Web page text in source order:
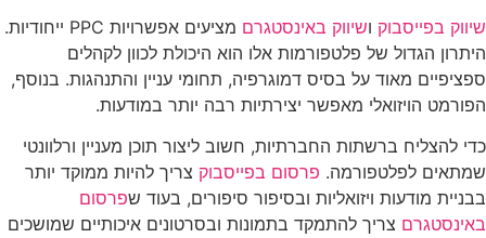
שיווק בפייסבוק ושיווק באינסטגרם
מציעים אפשרויות PPC ייחודיות.
היתרון הגדול של פלטפורמות אלו הוא היכולת לכוון לקהלים
ספציפיים מאוד על בסיס דמוגרפיה, תחומי עניין והתנהגות. בנוסף,
הפורמט הויזואלי מאפשר יצירתיות רבה יותר במודעות.
כדי להצליח ברשתות החברתיות, חשוב ליצור תוכן מעניין ורלוונטי
שמתאים לפלטפורמה. פרסום בפייסבוק צריך להיות ממוקד יותר
בבניית מודעות ויזואליות ובסיפור סיפורים, בעוד שפרסום
באינסטגרם צריך להתמקד בתמונות ובסרטונים איכותיים שמושכים